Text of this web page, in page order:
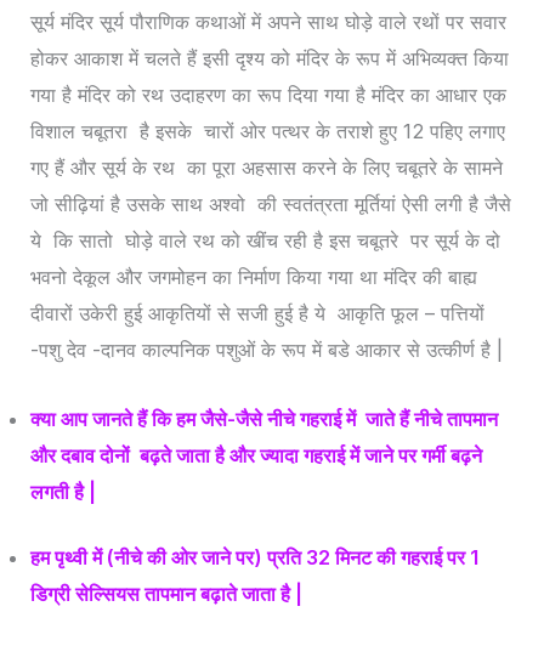
सूर्य मंदिर सूर्य पौराणिक कथाओं में अपने साथ घोड़े वाले रथों पर सवार
होकर आकाश में चलते हैं इसी दृश्य को मंदिर के रूप में अभिव्यक्त किया
गया है मंदिर को रथ उदाहरण का रूप दिया गया है मंदिर का आधार एक
विशाल चबूतरा है इसके चारों ओर पत्थर के तराशे हुए 12 पहिए लगाए
गए हैं और सूर्य के रथ का पूरा अहसास करने के लिए चबूतरे के सामने
जो सीढ़ियां है उसके साथ अश्वो की स्वतंत्रता मूर्तियां ऐसी लगी है जैसे
ये कि सातो घोड़े वाले रथ को खींच रही है इस चबूतरे पर सूर्य के दो
भवनो देकूल और जगमोहन का निर्माण किया गया था मंदिर की बाह्य
दीवारों उकेरी हुई आकृतियों से सजी हुई है ये आकृति फूल – पत्तियों
-पशु देव -दानव काल्पनिक पशुओं के रूप में बडे आकार से उत्कीर्ण है |
क्या आप जानते हैं कि हम जैसे-जैसे नीचे गहराई में जाते हैं नीचे तापमान
और दबाव दोनों बढ़ते जाता है और ज्यादा गहराई में जाने पर गर्मी बढ़ने
लगती है |
हम पृथ्वी में (नीचे की ओर जाने पर) प्रति 32 मिनट की गहराई पर 1
डिग्री सेल्सियस तापमान बढ़ाते जाता है |